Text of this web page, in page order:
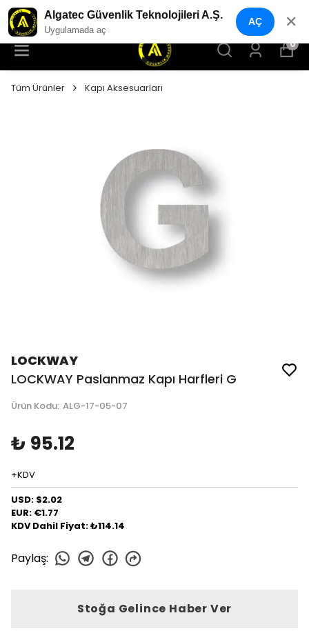
YENI NESIL GÜVENLIK GEÇIŞ SISTEMLERI
0
Tüm Ürünler Kapı Aksesuarları
LOCKWAY
LOCKWAY Paslanmaz Kapı Harfleri G
Ürün Kodu: ALG-17-05-07
₺ 95.12
+KDV
USD: $2.02
EUR: €1.77
KDV Dahil Fiyat: ₺114.14
Paylaş:
Stoğa Gelince Haber Ver
Algatec Güvenlik Teknolojileri A.Ş.
Uygulamada aç
AÇ ✕